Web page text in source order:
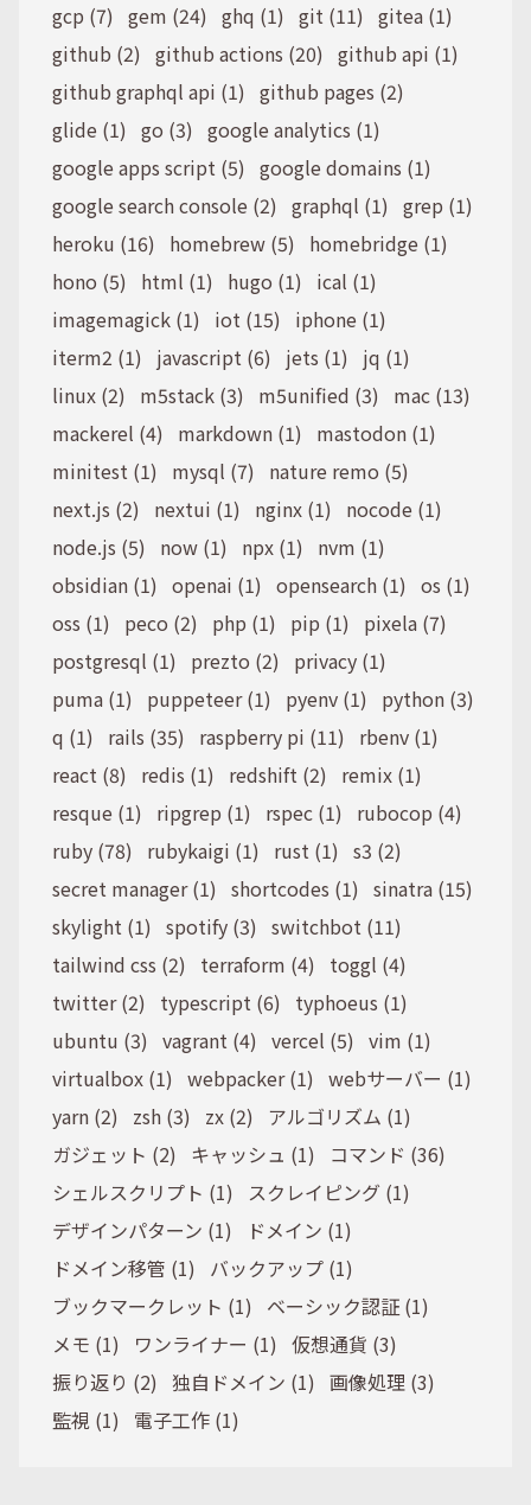
gcp (7) gem (24) ghq (1) git (11) gitea (1)
github (2) github actions (20) github api (1)
github graphql api (1) github pages (2)
glide (1) go (3) google analytics (1)
google apps script (5) google domains (1)
google search console (2) graphql (1) grep (1)
heroku (16)
homebrew (5)
homebridge (1)
hono (5)
html (1) hugo (1)
ical (1)
imagemagick (1)
iot (15)
iphone (1)
iterm2 (1)
javascript (6) jets (1)
jq (1)
linux (2)
m5stack (3) m5unified (3)
mac (13)
mackerel (4)
markdown (1)
mastodon (1)
minitest (1)
mysql (7)
nature remo (5)
next.js (2)
nextui (1) nginx (1)
nocode (1)
node.js (5)
now (1) npx (1)
nvm (1)
obsidian (1) openai (1) opensearch (1) os (1)
oss (1)
peco (2) php (1) pip (1)
pixela (7)
postgresql (1)
prezto (2)
privacy (1)
puma (1)
puppeteer (1) pyenv (1)
python (3)
q (1)
rails (35) raspberry pi (11)
rbenv (1)
react (8)
redis (1) redshift (2)
remix (1)
resque (1)
ripgrep (1) rspec (1)
rubocop (4)
ruby (78)
rubykaigi (1) rust (1) s3 (2)
secret manager (1) shortcodes (1) sinatra (15)
skylight (1) spotify (3) switchbot (11)
tailwind css (2)
terraform (4)
toggl (4)
twitter (2)
typescript (6)
typhoeus (1)
ubuntu (3) vagrant (4) vercel (5) vim (1)
virtualbox (1) webpacker (1) webサーバー (1)
yarn (2)
zsh (3) zx (2)
アルゴリズム (1)
ガジェット (2)
キャッシュ (1)
コマンド (36)
シェルスクリプト (1)
スクレイピング (1)
デザインパターン (1)
ドメイン (1)
ドメイン移管 (1)
バックアップ (1)
ブックマークレット (1)
ベーシック認証 (1)
メモ (1)
ワンライナー (1) 仮想通貨 (3)
振り返り (2)
独自ドメイン (1) 画像処理 (3)
監視 (1)
電子工作 (1)